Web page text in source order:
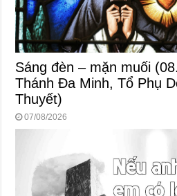
Sáng đèn – mặn muối
Thánh Đa Minh, Tổ Phụ
Thuyết)
07/08/2026